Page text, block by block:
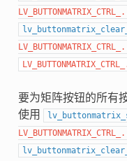
LV_BUTTONMATRIX_CTRL_
LV_BUTTONMATRIX_CTRL_
要为矩阵按钮的所有
使用
LV_BUTTONMATRIX_CTRL_